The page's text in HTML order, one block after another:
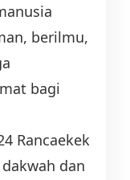
berilmu,
bagi
Rancaekek
dan